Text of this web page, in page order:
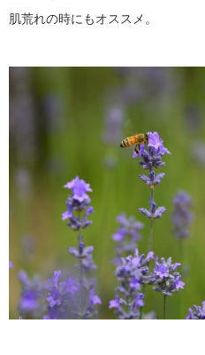
肌荒れの時にもオススメ。